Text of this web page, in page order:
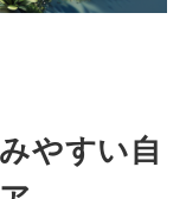
やすい自